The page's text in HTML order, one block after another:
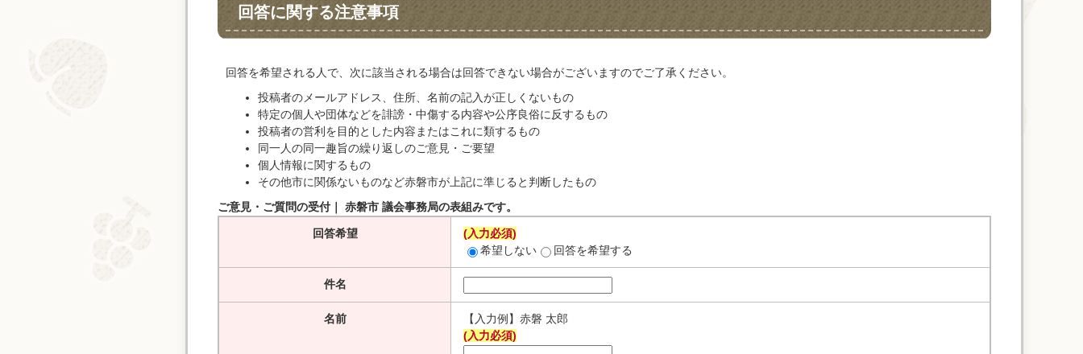
回答に関する注意事項
回答を希望される人で、次に該当される場合は回答できない場合がございますのでご了承ください。
投稿者のメールアドレス、住所、名前の記入が正しくないもの
特定の個人や団体などを誹謗・中傷する内容や公序良俗に反するもの
投稿者の営利を目的とした内容またはこれに類するもの
同一人の同一趣旨の繰り返しのご意見・ご要望
個人情報に関するもの
その他市に関係ないものなど赤磐市が上記に準じると判断したもの
ご意見・ご質問の受付｜ 赤磐市 議会事務局の表組みです。
回答希望
(入力必須)
希望しない
回答を希望する
件名
名前
【入力例】赤磐 太郎
(入力必須)